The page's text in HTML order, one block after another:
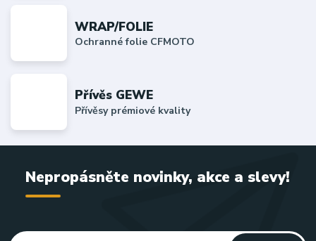
WRAP/FOLIE
Ochranné folie CFMOTO
Přívěs GEWE
Přívěsy prémiové kvality
Nepropásněte novinky, akce a slevy!